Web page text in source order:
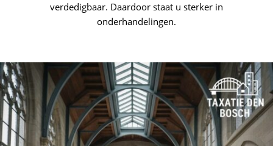
verdedigbaar. Daardoor staat u sterker in
onderhandelingen.